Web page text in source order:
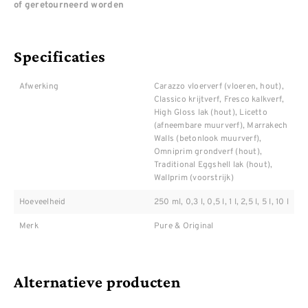
of geretourneerd worden
Specificaties
Afwerking
Carazzo vloerverf (vloeren, hout),
Classico krijtverf, Fresco kalkverf,
High Gloss lak (hout), Licetto
(afneembare muurverf), Marrakech
Walls (betonlook muurverf),
Omniprim grondverf (hout),
Traditional Eggshell lak (hout),
Wallprim (voorstrijk)
Hoeveelheid 250 ml, 0,3 l, 0,5 l, 1 l, 2,5 l, 5 l, 10 l
Merk Pure & Original
Alternatieve producten